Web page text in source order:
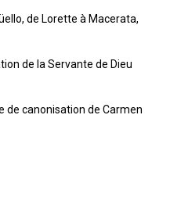
de Lorette à Macerata,
de la Servante de Dieu
de canonisation de Carmen